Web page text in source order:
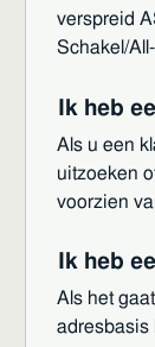
verspreid
Schakel/
Ik heb
Als u een
uitzoeken
voorzien
Ik heb
Als het
adresbasis